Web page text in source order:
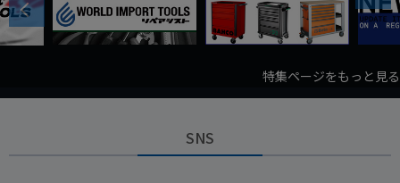
Previous
特集ページをもっと見る
SNS